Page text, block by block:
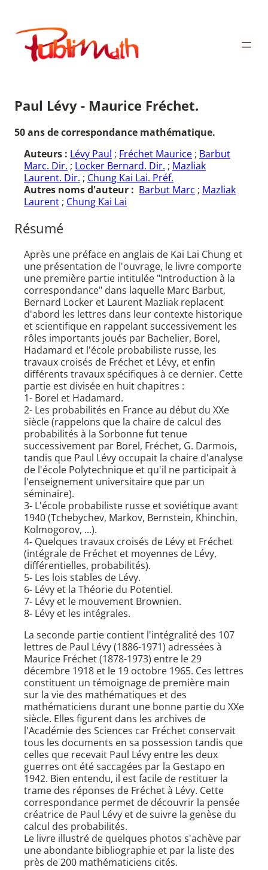
contenu
Publimath
Paul Lévy - Maurice Fréchet.
50 ans de correspondance mathématique.
Auteurs : Lévy Paul ; Fréchet Maurice ; Barbut
Marc. Dir. ; Locker Bernard. Dir. ; Mazliak
Laurent. Dir. ; Chung Kai Lai. Préf.
Autres noms d'auteur : Barbut Marc ; Mazliak
Laurent ; Chung Kai Lai
Résumé
Après une préface en anglais de Kai Lai Chung et
une présentation de l'ouvrage, le livre comporte
une première partie intitulée "Introduction à la
correspondance" dans laquelle Marc Barbut,
Bernard Locker et Laurent Mazliak replacent
d'abord les lettres dans leur contexte historique
et scientifique en rappelant successivement les
rôles importants joués par Bachelier, Borel,
Hadamard et l'école probabiliste russe, les
travaux croisés de Fréchet et Lévy, et enfin
différents travaux spécifiques à ce dernier. Cette
partie est divisée en huit chapitres :
1- Borel et Hadamard.
2- Les probabilités en France au début du XXe
siècle (rappelons que la chaire de calcul des
probabilités à la Sorbonne fut tenue
successivement par Borel, Fréchet, G. Darmois,
tandis que Paul Lévy occupait la chaire d'analyse
de l'école Polytechnique et qu'il ne participait à
l'enseignement universitaire que par un
séminaire).
3- L'école probabiliste russe et soviétique avant
1940 (Tchebychev, Markov, Bernstein, Khinchin,
Kolmogorov, ...).
4- Quelques travaux croisés de Lévy et Fréchet
(intégrale de Fréchet et moyennes de Lévy,
différentielles, probabilités).
5- Les lois stables de Lévy.
6- Lévy et la Théorie du Potentiel.
7- Lévy et le mouvement Brownien.
8- Lévy et les intégrales.
La seconde partie contient l'intégralité des 107
lettres de Paul Lévy (1886-1971) adressées à
Maurice Fréchet (1878-1973) entre le 29
décembre 1918 et le 19 octobre 1965. Ces lettres
constituent un témoignage de première main
sur la vie des mathématiques et des
mathématiciens durant une bonne partie du XXe
siècle. Elles figurent dans les archives de
l'Académie des Sciences car Fréchet conservait
tous les documents en sa possession tandis que
celles que recevait Paul Lévy entre les deux
guerres ont été saccagées par la Gestapo en
1942. Bien entendu, il est facile de restituer la
trame des réponses de Fréchet à Lévy. Cette
correspondance permet de découvrir la pensée
créatrice de Paul Lévy et de suivre la genèse du
calcul des probabilités.
Le livre illustré de quelques photos s'achève par
une abondante bibliographie et par la liste des
près de 200 mathématiciens cités.